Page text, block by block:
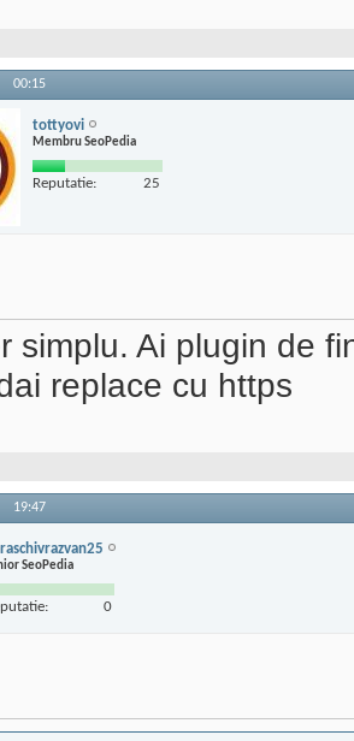
00:15
tottyovi
Membru SeoPedia
Reputatie: 25
simplu. Ai plugin de
replace cu https
19:47
SeoPedia
0